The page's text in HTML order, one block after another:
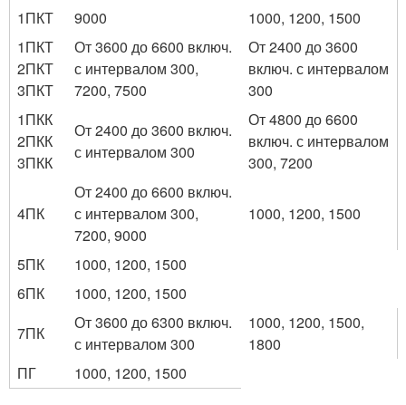
1ПКТ
9000
1000, 1200, 1500
1ПКТ
2ПКТ
3ПКТ
От 3600 до 6600 включ.
с интервалом 300,
7200, 7500
От 2400 до 3600
включ. с интервалом
300
1ПКК
2ПКК
3ПКК
От 2400 до 3600 включ.
с интервалом 300
От 4800 до 6600
включ. с интервалом
300, 7200
4ПК
От 2400 до 6600 включ.
с интервалом 300,
7200, 9000
1000, 1200, 1500
5ПК
1000, 1200, 1500
6ПК
1000, 1200, 1500
7ПК
От 3600 до 6300 включ.
с интервалом 300
1000, 1200, 1500,
1800
ПГ
1000, 1200, 1500